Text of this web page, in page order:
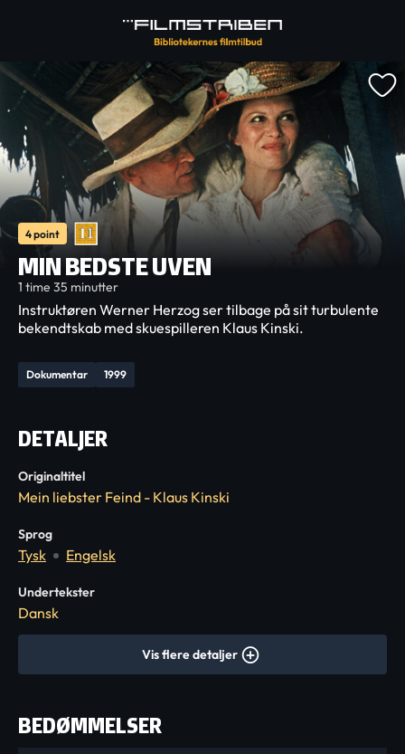
4 point
MIN BEDSTE UVEN
1 time 35 minutter
Dokumentar 1999
Instruktøren Werner Herzog ser tilbage på sit turbulente
bekendtskab med skuespilleren Klaus Kinski.
DETALJER
Originaltitel
Mein liebster Feind - Klaus Kinski
Sprog
Tysk Engelsk
Undertekster
Dansk
Vis flere detaljer
BEDØMMELSER